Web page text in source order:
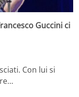
Guccini ci
Con lui si